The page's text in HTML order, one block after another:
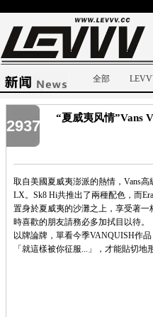
全部
2937 “夏威夷风情”Vans
取自美國夏威夷澎派的熱情，Vans高
LX。Sk8 Hi共推出了兩種配色，而
置身於夏威夷的沙灘之上，享受著
時喜歡的朋友請務必多加拭目以待。
以牌論牌，單看今季VANQUISH作
「就這樣被你征服...」，才能貼切地